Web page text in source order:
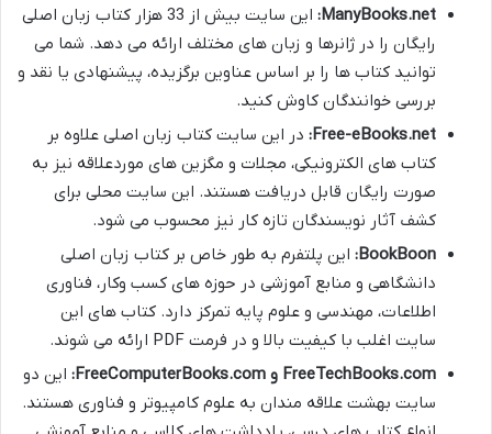
ManyBooks.net:
این سایت بیش از 33 هزار کتاب زبان اصلی
رایگان را در ژانرها و زبان های مختلف ارائه می دهد. شما می
توانید کتاب ها را بر اساس عناوین برگزیده، پیشنهادی یا نقد و
بررسی خوانندگان کاوش کنید.
Free-eBooks.net: در این سایت کتاب زبان اصلی علاوه بر
کتاب های الکترونیکی، مجلات و مگزین های موردعلاقه نیز به
صورت رایگان قابل دریافت هستند. این سایت محلی برای
کشف آثار نویسندگان تازه کار نیز محسوب می شود.
BookBoon: این پلتفرم به طور خاص بر کتاب زبان اصلی
دانشگاهی و منابع آموزشی در حوزه های کسب وکار، فناوری
اطلاعات، مهندسی و علوم پایه تمرکز دارد. کتاب های این
سایت اغلب با کیفیت بالا و در فرمت PDF ارائه می شوند.
FreeTechBooks.com و FreeComputerBooks.com:
این دو
سایت بهشت علاقه مندان به علوم کامپیوتر و فناوری هستند.